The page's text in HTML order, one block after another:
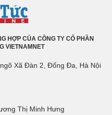
HỢP CỦA CÔNG TY CỔ PHẦN
VIETNAMNET
Xã Đàn 2, Đống Đa, Hà Nội
Thị Minh Hưng